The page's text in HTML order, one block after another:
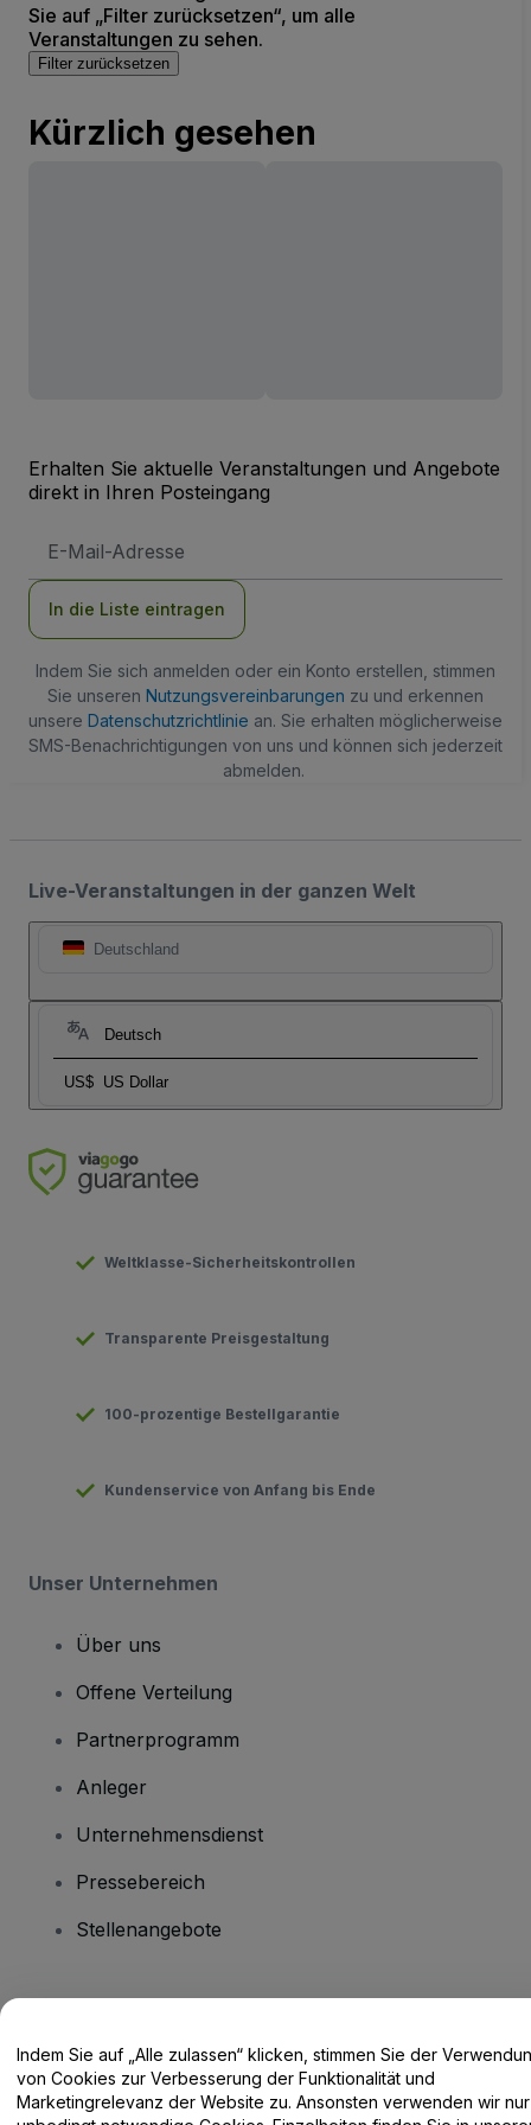
Sie auf „Filter zurücksetzen“, um alle
Veranstaltungen zu sehen.
Filter zurücksetzen
Kürzlich gesehen
Erhalten Sie aktuelle Veranstaltungen und Angebote
direkt in Ihren Posteingang
Mail-
In die Liste eintragen
Indem Sie sich anmelden oder ein Konto erstellen, stimmen
Sie unseren Nutzungsvereinbarungen zu und erkennen
unsere Datenschutzrichtlinie an. Sie erhalten möglicherweise
SMS-Benachrichtigungen von uns und können sich jederzeit
abmelden.
Live-Veranstaltungen in der ganzen Welt
Deutschland
Deutsch
US$ US Dollar
Weltklasse-Sicherheitskontrollen
Transparente Preisgestaltung
100-prozentige Bestellgarantie
Kundenservice von Anfang bis Ende
Unser Unternehmen
Über uns
Offene Verteilung
Partnerprogramm
Anleger
Unternehmensdienst
Pressebereich
Stellenangebote
Hilfe-Center / Kontakt
Indem Sie auf „Alle zulassen“ klicken, stimmen Sie der
von Cookies zur Verbesserung der Funktionalität und
Marketingrelevanz der Website zu. Ansonsten verwenden wir nur